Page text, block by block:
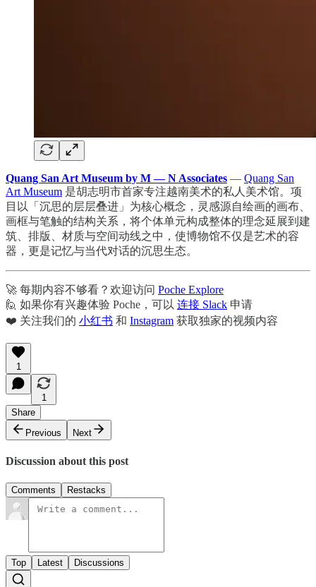
Quang San Art Museum by M — N Associates — Quang San
Art Museum 是胡志明市首家专注越南美术的私人美术馆。项
目以「沉思的层层叠进」为核心概念，灵感源自绘画的画布、
画框与笔触的结构关系，将个体单元构成整体的理念延展到建
筑、排版、材质与空间动线之中，使博物馆不仅是艺术的容
器，更是记忆与当代对话的沉思生态。
🚀 每期内容不够看？欢迎访问 Poche Explore
🙋 如果你有兴趣体验 Poche，可以 连接 Slack 申请
❤️ 关注我们的 小红书 和 Instagram 获取独家的视频内容
1
1
Share
Previous
Next
Discussion about this post
Comments Restacks
Top Latest Discussions